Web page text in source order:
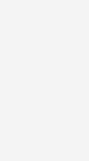
€ statt 6,95 €